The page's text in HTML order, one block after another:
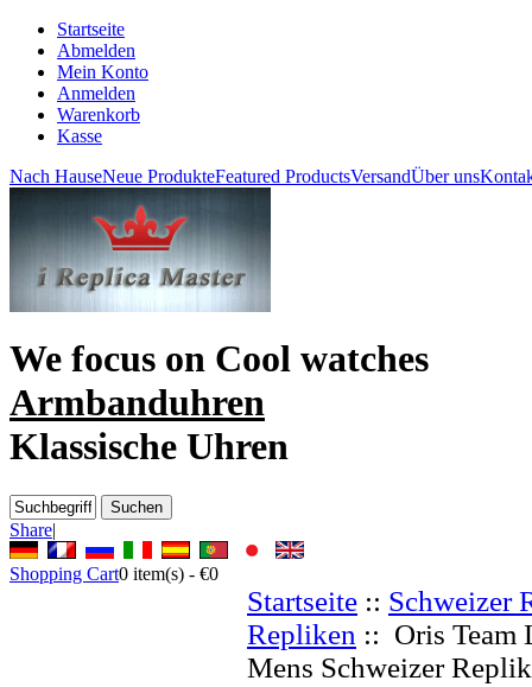
Startseite
Abmelden
Mein Konto
Anmelden
Warenkorb
Kasse
Nach HauseNeue ProdukteFeatured ProductsVersandÜber uns
We focus on Cool watches
Armbanduhren
Klassische Uhren
Share|
Shopping Cart0 item(s) - €0
Startseite :: Schweizer
Repliken :: Oris Team
Mens Schweizer